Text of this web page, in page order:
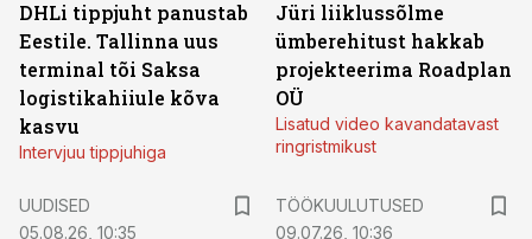
DHLi tippjuht panustab
Eestile. Tallinna uus
terminal tõi Saksa
logistikahiiule kõva
kasvu
Intervjuu tippjuhiga
Jüri liiklussõlme
ümberehitust hakkab
projekteerima Roadplan
OÜ
Lisatud video kavandatavast
ringristmikust
UUDISED
05.08.26, 10:35
TÖÖKUULUTUSED
09.07.26, 10:36